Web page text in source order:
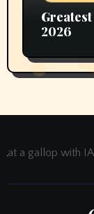
2026
at a gallop with